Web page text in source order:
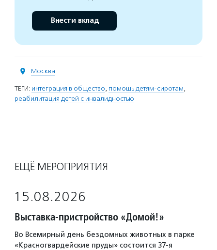
Внести вклад
Москва
ТЕГИ: интеграция в общество, помощь детям-сиротам,
реабилитация детей с инвалидностью
ЕЩЁ МЕРОПРИЯТИЯ
15.08.2026
Выставка-пристройство «Домой!»
Во Всемирный день бездомных животных в парке
«Красногвардейские пруды» состоится 37-я